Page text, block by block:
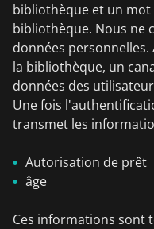
bibliothèque et un mot
bibliothèque. Nous ne
données
la bibliothèque, un
données des
Une fois
transmet les
Autorisation de prêt
âge
Ces informations sont